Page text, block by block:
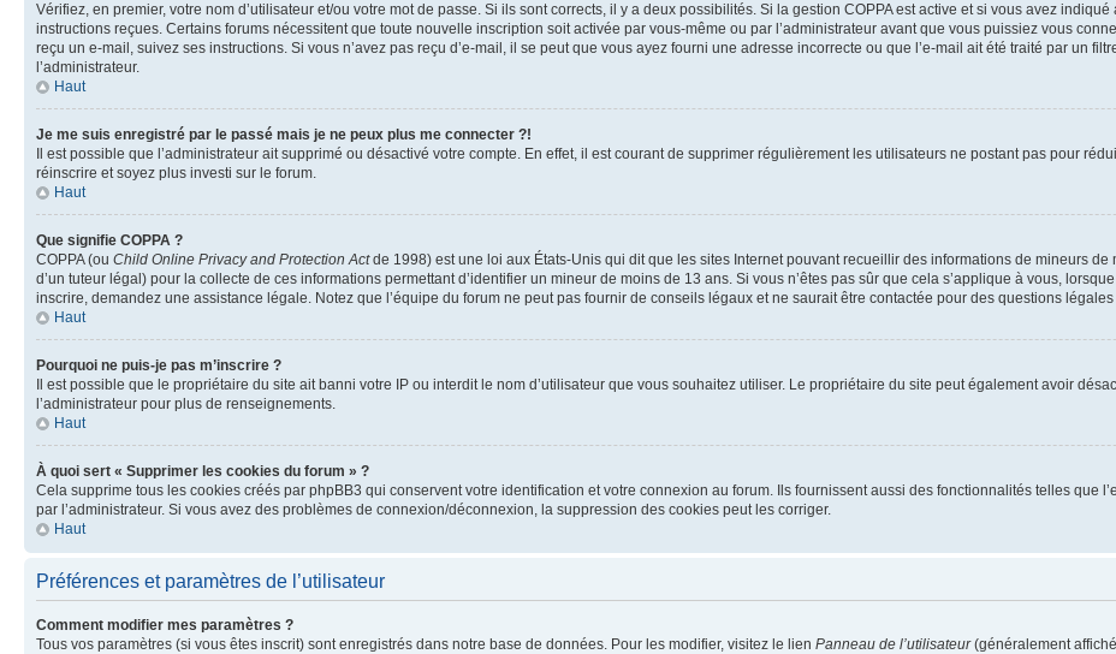
Vérifiez, en premier, votre nom d’utilisateur et/ou votre mot de passe. Si ils sont corrects, il y a deux possibilités. Si la gestion COPPA est active et si vous avez
instructions reçues. Certains forums nécessitent que toute nouvelle inscription soit activée par vous-même ou par l’administrateur avant que vous puissiez vous
reçu un e-mail, suivez ses instructions. Si vous n’avez pas reçu d’e-mail, il se peut que vous ayez fourni une adresse incorrecte ou que l’e-mail ait été traité par un
l’administrateur.
Haut
Je me suis enregistré par le passé mais je ne peux plus me connecter ?!
Il est possible que l’administrateur ait supprimé ou désactivé votre compte. En effet, il est courant de supprimer régulièrement les utilisateurs ne postant pas pour
réinscrire et soyez plus investi sur le forum.
Haut
Que signifie COPPA ?
COPPA (ou Child Online Privacy and Protection Actde 1998) est une loi aux États-Unis qui dit que les sites Internet pouvant recueillir des informations de mineurs
d’un tuteur légal) pour la collecte de ces informations permettant d’identifier un mineur de moins de 13 ans. Si vous n’êtes pas sûr que cela s’applique à vous,
inscrire, demandez une assistance légale. Notez que l’équipe du forum ne peut pas fournir de conseils légaux et ne saurait être contactée pour des questions
Haut
Pourquoi ne puis-je pas m’inscrire ?
Il est possible que le propriétaire du site ait banni votre IP ou interdit le nom d’utilisateur que vous souhaitez utiliser. Le propriétaire du site peut également avoir
l’administrateur pour plus de renseignements.
Haut
À quoi sert « Supprimer les cookies du forum » ?
Cela supprime tous les cookies créés par phpBB3 qui conservent votre identification et votre connexion au forum. Ils fournissent aussi des fonctionnalités telles que
par l’administrateur. Si vous avez des problèmes de connexion/déconnexion, la suppression des cookies peut les corriger.
Haut
Préférences et paramètres de l’utilisateur
Comment modifier mes paramètres ?
Tous vos paramètres (si vous êtes inscrit) sont enregistrés dans notre base de données. Pour les modifier, visitez le lien Panneau de l’utilisateur(généralement